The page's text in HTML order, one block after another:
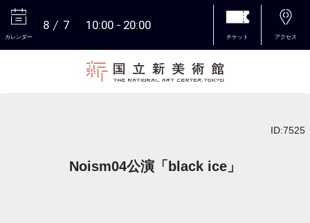
カレンダー
8 7 10:00 20:00
チケット アクセス
ID:7525
Noism04公演「black ice」